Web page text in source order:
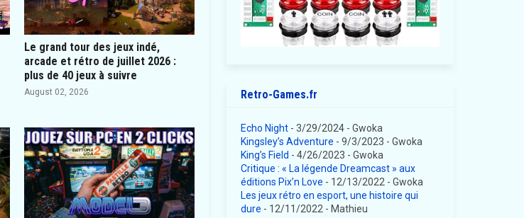
Le grand tour des jeux indé,
arcade et rétro de juillet 2026 :
plus de 40 jeux à suivre
August 02, 2026 Retro-Games.fr
Echo Night- 3/29/2024- Gwoka
Kingsley’s Adventure - 9/3/2023 - Gwoka
King’s Field - 4/26/2023 - Gwoka
Critique : « La légende Dreamcast » aux
éditions Pix’n Love - 12/13/2022 - Gwoka
Les jeux rétro en esport, une histoire qui
dure - 12/11/2022 - Mathieu